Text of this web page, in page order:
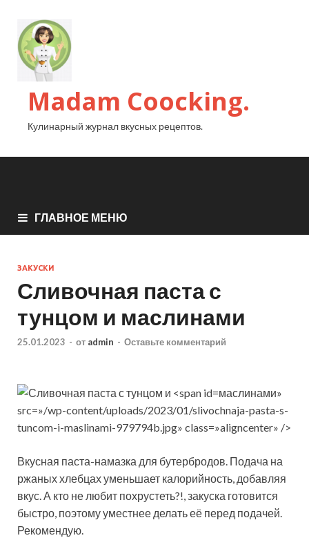
Madam Coocking.
Кулинарный журнал вкусных рецептов.
ГЛАВНОЕ МЕНЮ
ЗАКУСКИ
Сливочная паста с
тунцом и маслинами
25.01.2023 - от admin - Оставьте комментарий
маслинами»
src=»/wp-content/uploads/2023/01/slivochnaja-pasta-s-
tuncom-i-maslinami-979794b.jpg» class=»aligncenter» />
Вкусная паста-намазка для бутербродов. Подача на
ржаных хлебцах уменьшает калорийность, добавляя
вкус. А кто не любит похрустеть?!, закуска готовится
быстро, поэтому уместнее делать её перед подачей.
Рекомендую.